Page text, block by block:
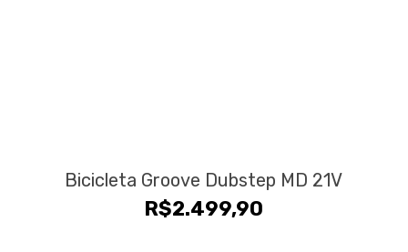
Bicicleta Groove Dubstep MD 21V
R$2.499,90